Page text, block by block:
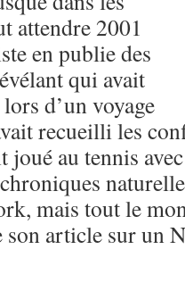
attendre 2001
en publie des
qui avait
d’un voyage
recueilli les
joué au tennis
mais tout le
son article sur un